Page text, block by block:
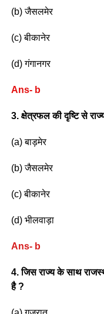
(b) जैसलमेर
(c) बीकानेर
(d) गंगानगर
Ans- b
3. क्षेत्रफल की दृष्टि से
(a) बाड़मेर
(b) जैसलमेर
(c) बीकानेर
(d) भीलवाड़ा
Ans- b
4. जिस राज्य के साथ
है ?